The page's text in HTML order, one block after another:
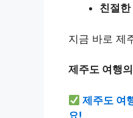
친절
지금 바로 제
제주도 여행
제주도 여
요!